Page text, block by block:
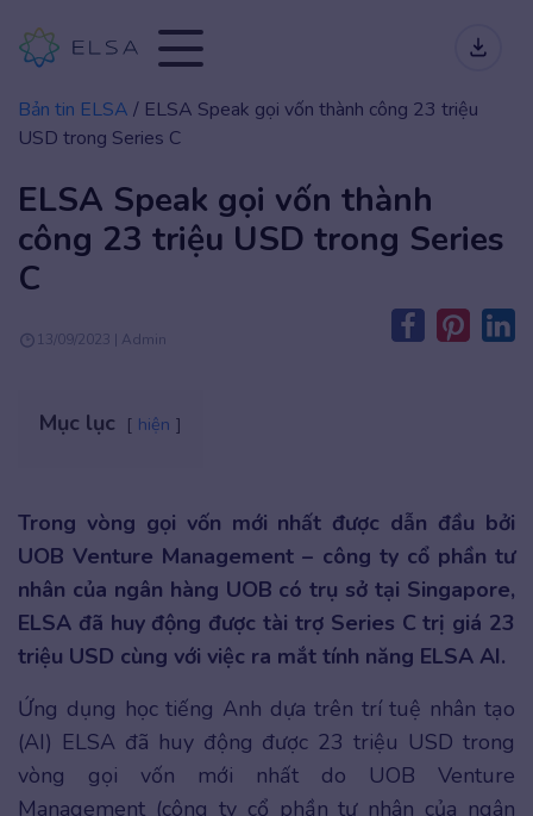
Bản tin ELSA / ELSA Speak gọi vốn thành công 23 triệu
USD trong Series C
ELSA Speak gọi vốn thành
công 23 triệu USD trong Series
C
13/09/2023 | Admin
Mục lục hiện
Trong vòng gọi vốn mới nhất được dẫn đầu bởi
UOB Venture Management – công ty cổ phần tư
nhân của ngân hàng UOB có trụ sở tại Singapore,
ELSA đã huy động được tài trợ Series C trị giá 23
triệu USD cùng với việc ra mắt tính năng ELSA AI.
Ứng dụng học tiếng Anh dựa trên trí tuệ nhân tạo
(AI) ELSA đã huy động được 23 triệu USD trong
vòng gọi vốn mới nhất do UOB Venture
Management (công ty cổ phần tư nhân của ngân